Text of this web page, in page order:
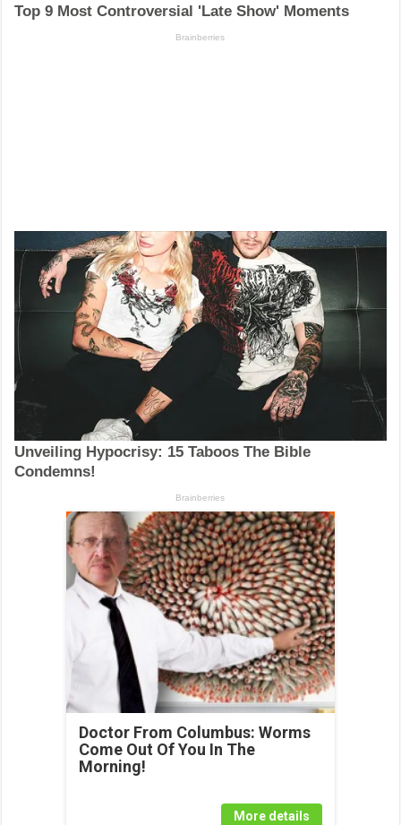
Doctor From Columbus: Worms
Come Out Of You In The
Morning!
More details